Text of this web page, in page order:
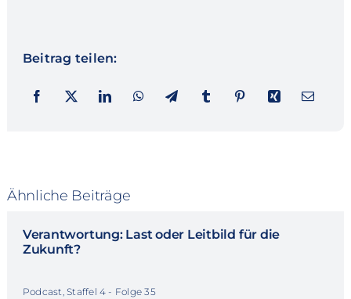
Beitrag teilen:
Ähnliche Beiträge
Verantwortung: Last oder Leitbild für die
Zukunft?
Podcast, Staffel 4 - Folge 35